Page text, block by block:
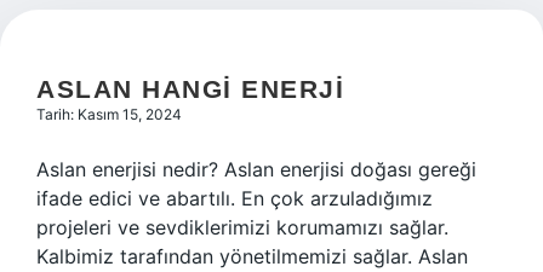
ASLAN HANGI ENERJI
Tarih: Kasım 15, 2024
Aslan enerjisi nedir? Aslan enerjisi doğası gereği
ifade edici ve abartılı. En çok arzuladığımız
projeleri ve sevdiklerimizi korumamızı sağlar.
Kalbimiz tarafından yönetilmemizi sağlar. Aslan